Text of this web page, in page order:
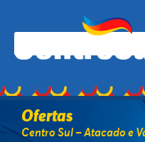
Ofertas
Centro Sul – Atacado e